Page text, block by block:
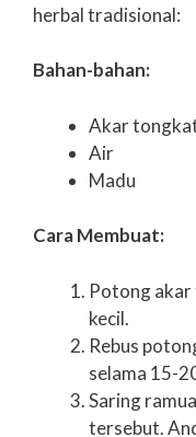
herbal tradisional:
Bahan-bahan:
Akar
Air
Madu
Cara Membuat:
Potong
kecil.
Rebus
selama 15-
Saring
tersebut.